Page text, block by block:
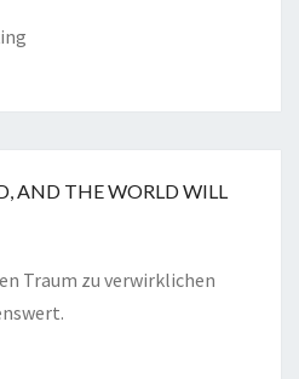
AND THE WORLD WILL
Traum zu verwirklichen